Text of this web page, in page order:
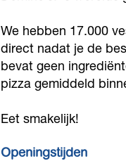
o
'
s
z
i
n
o
s
'
s
P
z
m
i
n
'
We hebben 17.000
direct nadat je de
bevat geen
pizza gemiddeld
Eet smakelijk!
Openingstijden